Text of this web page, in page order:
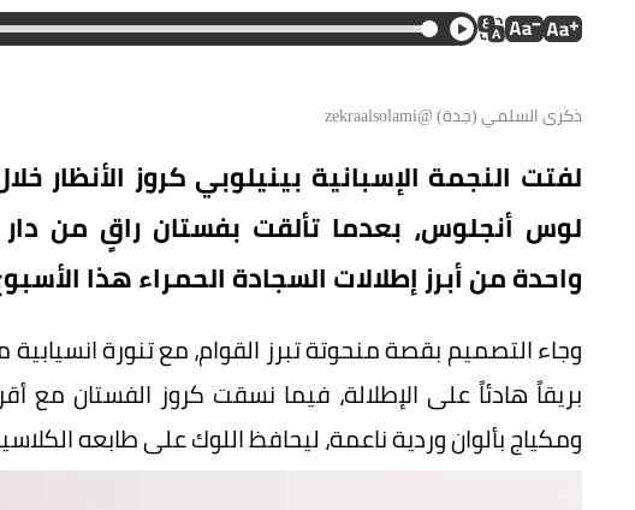
ذكرى السلمي (جدة) @zekraalsolami
لوس أنجلوس، بعدما تألقت بفستان راقٍ من دار
واحدة من أبرز إطلالات السجادة الحمراء هذا
وجاء التصميم بقصة منحوتة تبرز القوام، مع تنورة
بريقاً هادئاً على الإطلالة، فيما نسقت كروز الفستان
ومكياج بألوان وردية ناعمة، ليحافظ اللوك على طابعه